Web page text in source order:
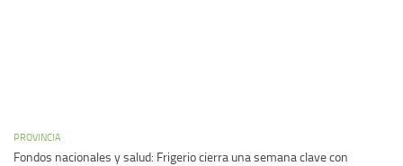
PROVINCIA
Fondos nacionales y salud: Frigerio cierra una semana clave con